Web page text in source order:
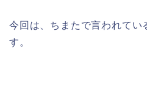
今回は、ちまたで言われてい
す。